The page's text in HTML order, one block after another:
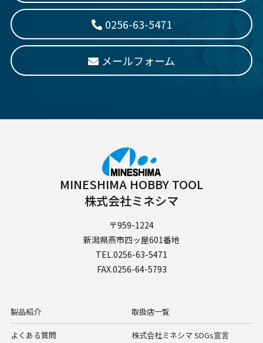
0256-63-5471
メールフォーム
MINESHIMA HOBBY TOOL
株式会社ミネシマ
〒959-1224
新潟県燕市四ッ屋601番地
TEL.0256-63-5471
FAX.0256-64-5793
製品紹介 取扱店一覧
よくある質問 株式会社ミネシマ SDGs宣言